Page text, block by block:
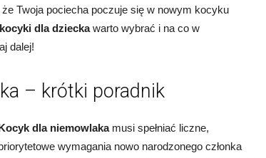
Twoja pociecha poczuje się w nowym kocyku
kocyki dla dzieckawarto wybrać i na co w
dalej!
– krótki poradnik
dla niemowlakamusi spełniać liczne,
wymagania nowo narodzonego członka